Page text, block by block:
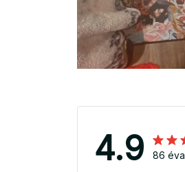
4.9
86